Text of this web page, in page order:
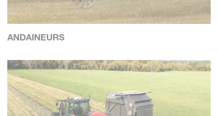
ANDAINEURS